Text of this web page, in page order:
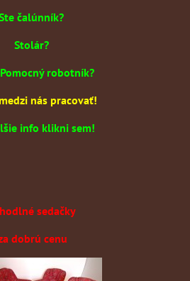
čalúnník?
Stolár?
robotník?
nás pracovať!
info klikni sem!
sedačky
dobrú cenu